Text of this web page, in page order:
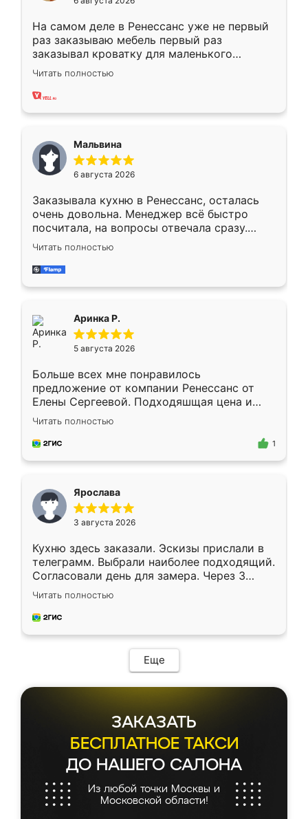
На самом деле в Ренессанс уже не первый
раз заказываю мебель первый раз
заказывал кроватку для маленького
ребёнка при его рождении ,во второй раз
заказал шкаф-купе. По качеству очень
хорошее сборка достаточно быстрая,
меньше, здесь же он более разнообразный.
Мне нравится ,если что-то потребуется из
мебели буду заказывать только здесь.
Читать полностью
Мальвина
6 августа 2026
Заказывала кухню в Ренессанс, осталась
очень довольна. Менеджер всё быстро
посчитала, на вопросы отвечала сразу.
Замерщик приехал в субботу, подошёл к
делу со всей ответственностью. Собрали
за день, ребята работали аккуратно, даже
Читать полностью
Аринка Р.
5 августа 2026
Больше всех мне понравилось
предложение от компании Ренессанс от
Елены Сергеевой. Подходяшщая цена и
короткие сроки изготовления. Приехавший
для замера сотрудник Владислав
предложил по моему эскизу самый
Читать полностью
1
Ярослава
3 августа 2026
Кухню здесь заказали. Эскизы прислали в
телеграмм. Выбрали наиболее подходящий.
Согласовали день для замера. Через 3
недели кухня была уже готова. Остались
довольны работой. Спасибо Ренессанс
мебель за качественную работу!
Читать полностью
Еще
ЗАКАЗАТЬ
БЕСПЛАТНОЕ ТАКСИ
ДО НАШЕГО САЛОНА
Из любой точки Москвы и
Московской области!